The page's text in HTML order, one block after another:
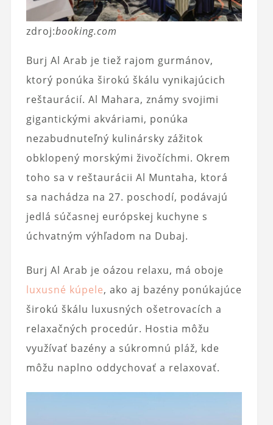
zdroj:booking.com
Burj Al Arab je tiež rajom gurmánov,
ktorý ponúka širokú škálu vynikajúcich
reštaurácií. Al Mahara, známy svojimi
gigantickými akváriami, ponúka
nezabudnuteľný kulinársky zážitok
obklopený morskými živočíchmi. Okrem
toho sa v reštaurácii Al Muntaha, ktorá
sa nachádza na 27. poschodí, podávajú
jedlá súčasnej európskej kuchyne s
úchvatným výhľadom na Dubaj.
Burj Al Arab je oázou relaxu, má oboje
luxusné kúpele, ako aj bazény ponúkajúce
širokú škálu luxusných ošetrovacích a
relaxačných procedúr. Hostia môžu
využívať bazény a súkromnú pláž, kde
môžu naplno oddychovať a relaxovať.